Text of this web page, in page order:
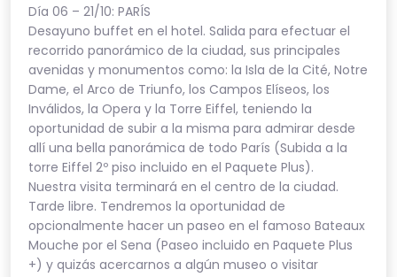
Día 06 – 21/10: PARÍS
Desayuno buffet en el hotel. Salida para efectuar el
recorrido panorámico de la ciudad, sus principales
avenidas y monumentos como: la Isla de la Cité, Notre
Dame, el Arco de Triunfo, los Campos Elíseos, los
Inválidos, la Opera y la Torre Eiffel, teniendo la
oportunidad de subir a la misma para admirar desde
allí una bella panorámica de todo París (Subida a la
torre Eiffel 2º piso incluido en el Paquete Plus).
Nuestra visita terminará en el centro de la ciudad.
Tarde libre. Tendremos la oportunidad de
opcionalmente hacer un paseo en el famoso Bateaux
Mouche por el Sena (Paseo incluido en Paquete Plus
+) y quizás acercarnos a algún museo o visitar